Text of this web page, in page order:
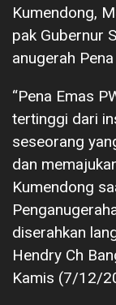
Kumendong,
pak Gubernur
anugerah
“Pena Emas
tertinggi dari
seseorang
dan
Kumendong
diserahkan
Hendry Ch
Kamis (7/12/